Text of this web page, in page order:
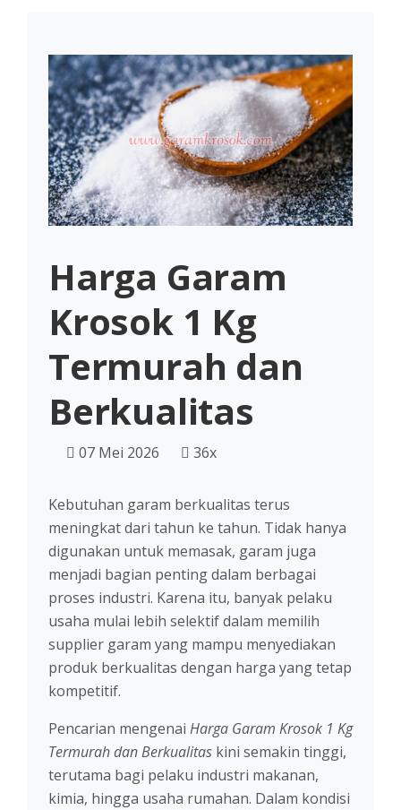
Harga Garam
Krosok 1 Kg
Termurah dan
Berkualitas
07 Mei 2026 36x
Kebutuhan garam berkualitas terus
meningkat dari tahun ke tahun. Tidak hanya
digunakan untuk memasak, garam juga
menjadi bagian penting dalam berbagai
proses industri. Karena itu, banyak pelaku
usaha mulai lebih selektif dalam memilih
supplier garam yang mampu menyediakan
produk berkualitas dengan harga yang tetap
kompetitif.
Pencarian mengenai Harga Garam Krosok 1 Kg
Termurah dan Berkualitas kini semakin tinggi,
terutama bagi pelaku industri makanan,
kimia, hingga usaha rumahan. Dalam kondisi